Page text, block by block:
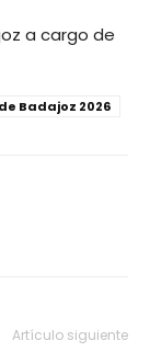
a cargo de
Badajoz 2026
Artículo siguiente